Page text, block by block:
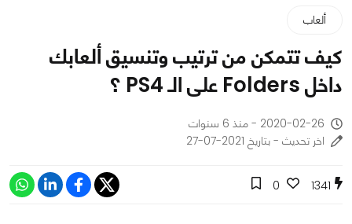
ألعاب
كيف تتمكن من ترتيب وتنسيق ألعابك
داخل Folders على الـ PS4 ؟
2020-02-26 - منذ 6 سنوات
اخر تحديث - بتاريخ 2021-07-27
1341
0